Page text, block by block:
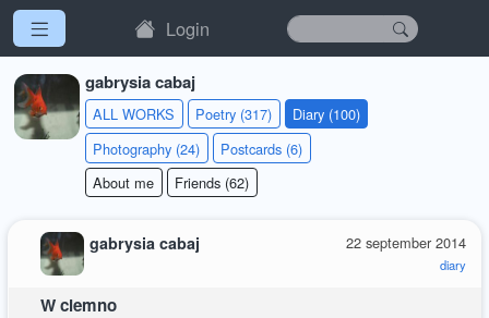
Login
gabrysia cabaj
ALL WORKS Poetry (317)
Diary (100)
Photography (24)
Postcards (6)
About me
Friends (62)
22 september 2014
diary
gabrysia cabaj
W ciemno